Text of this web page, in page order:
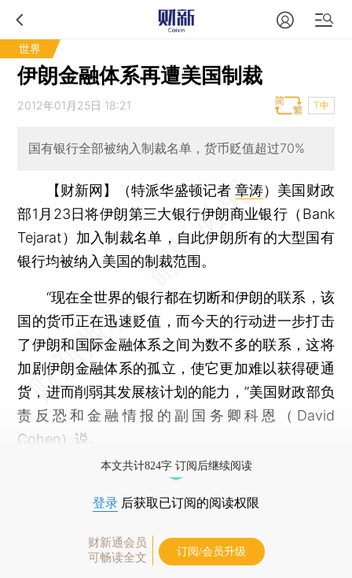
世界
伊朗金融体系再遭美国制裁
2012年01月25日 18:21 T中
国有银行全部被纳入制裁名单，货币贬值超过70%
【财新网】（特派华盛顿记者章涛） 美国财政
部1月23日将伊朗第三大银行伊朗商业银行（Bank
Tejarat）加入制裁名单，自此伊朗所有的大型国有
银行均被纳入美国的制裁范围。
“现在全世界的银行都在切断和伊朗的联系，该
国的货币正在迅速贬值，而今天的行动进一步打击
了伊朗和国际金融体系之间为数不多的联系，这将
加剧伊朗金融体系的孤立，使它更加难以获得硬通
货，进而削弱其发展核计划的能力，”美国财政部负
责反恐和金融情报的副国务卿科恩（David
Cohen）说。
本文共计824字 订阅后继续阅读
登录 后获取已订阅的阅读权限
财新通会员
可畅读全文
订阅/会员升级